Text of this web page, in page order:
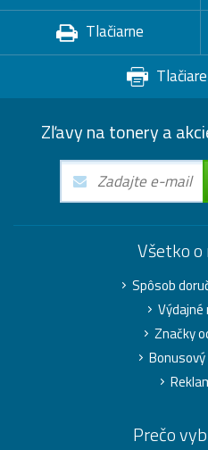
Tlačiarne
Zľavy na tonery a
Všetko
Spôsob
Značky
Prečo